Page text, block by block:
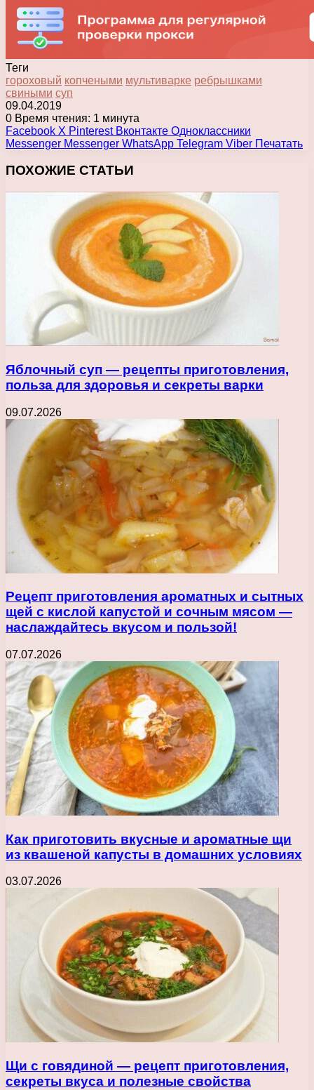
Теги
гороховый копчеными мультиварке ребрышками
свиными суп
09.04.2019
0 Время чтения: 1 минута
Facebook X Pinterest Вконтакте Одноклассники
Messenger Messenger WhatsApp Telegram Viber Печатать
ПОХОЖИЕ СТАТЬИ
Яблочный суп — рецепты приготовления,
польза для здоровья и секреты варки
09.07.2026
Рецепт приготовления ароматных и сытных
щей с кислой капустой и сочным мясом —
наслаждайтесь вкусом и пользой!
07.07.2026
Как приготовить вкусные и ароматные щи
из квашеной капусты в домашних условиях
03.07.2026
Щи с говядиной — рецепт приготовления,
секреты вкуса и полезные свойства